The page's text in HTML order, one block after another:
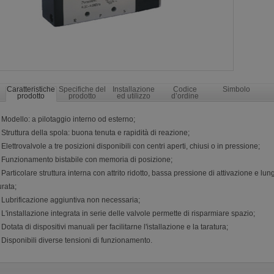
Caratteristiche
prodotto
Specifiche del
prodotto
Installazione
ed utilizzo
Codice
d’ordine
Simbolo
Modello: a pilotaggio interno od esterno;
Struttura della spola: buona tenuta e rapidità di reazione;
Elettrovalvole a tre posizioni disponibili con centri aperti, chiusi o in pressione;
Funzionamento bistabile con memoria di posizione;
Particolare struttura interna con attrito ridotto, bassa pressione di attivazione e
Lubrificazione aggiuntiva non necessaria;
L'installazione integrata in serie delle valvole permette di risparmiare spazio;
Dotata di dispositivi manuali per facilitarne l'istallazione e la taratura;
Disponibili diverse tensioni di funzionamento.